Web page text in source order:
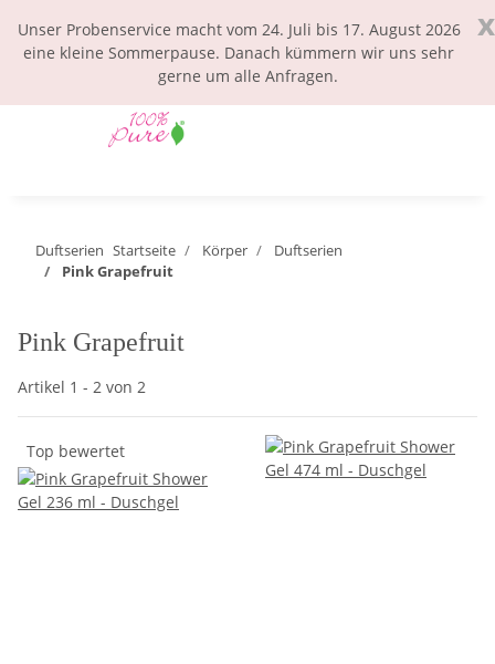
x
Unser Probenservice macht vom 24. Juli bis 17. August 2026
eine kleine Sommerpause. Danach kümmern wir uns sehr
gerne um alle Anfragen.
Duftserien Startseite Körper
Duftserien
Pink Grapefruit
Pink Grapefruit
Artikel 1 - 2 von 2
Top bewertet